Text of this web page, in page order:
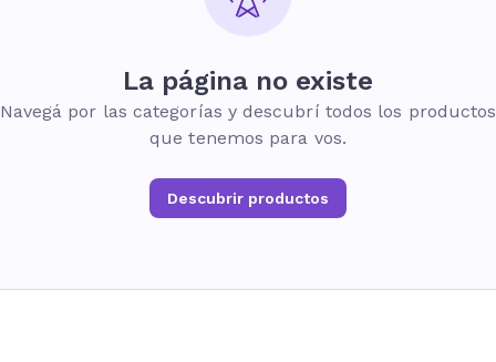
La página no existe
Navegá por las categorías y descubrí todos los productos
que tenemos para vos.
Descubrir productos